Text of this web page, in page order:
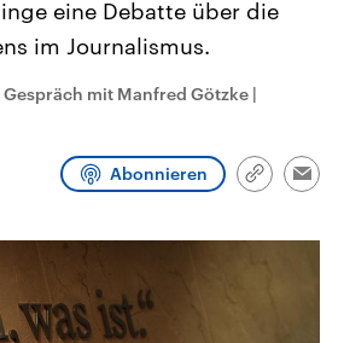
Koalition aus
Parteien
mit großem Einfluss auf
Podcasts
eine Debatte über die
im Journalismus.
mit Manfred Götzke |
Abonnieren
Link